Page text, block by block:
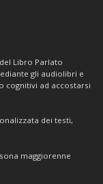
Libro Parlato
gli audiolibri e
cognitivi ad accostarsi
dei testi,
maggiorenne